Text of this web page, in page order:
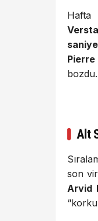
Hafta
saniye
bozdu.
Alt
son
Arvid